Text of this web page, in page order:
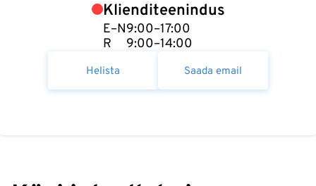
Klienditeenindus
E–N
R
9:00–17:00
9:00–14:00
Helista Saada email